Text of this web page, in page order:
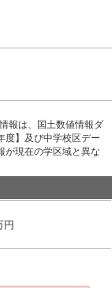
報は、国土数値情報ダ
度】及び中学校区デー
が現在の学区域と異な
円